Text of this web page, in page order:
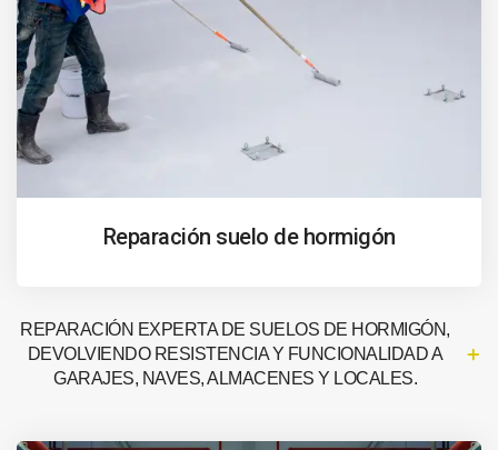
Reparación suelo de hormigón
REPARACIÓN EXPERTA DE SUELOS DE HORMIGÓN,
DEVOLVIENDO RESISTENCIA Y FUNCIONALIDAD A
GARAJES, NAVES, ALMACENES Y LOCALES.